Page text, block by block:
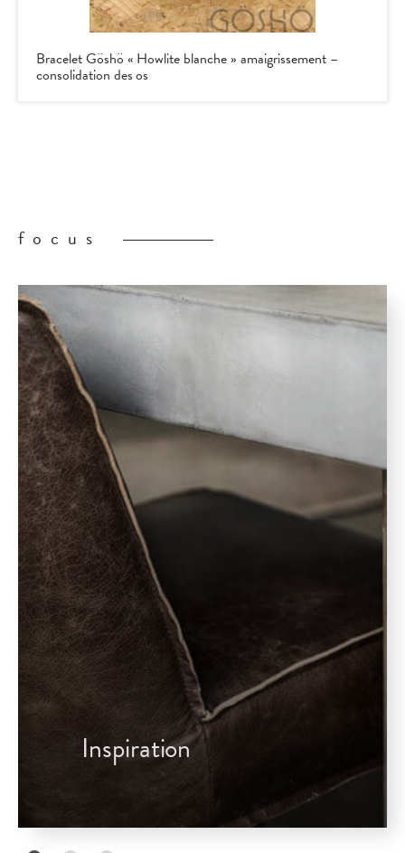
Bracelet Göshö « Howlite blanche » amaigrissement –
consolidation des os
focus
Inspiration